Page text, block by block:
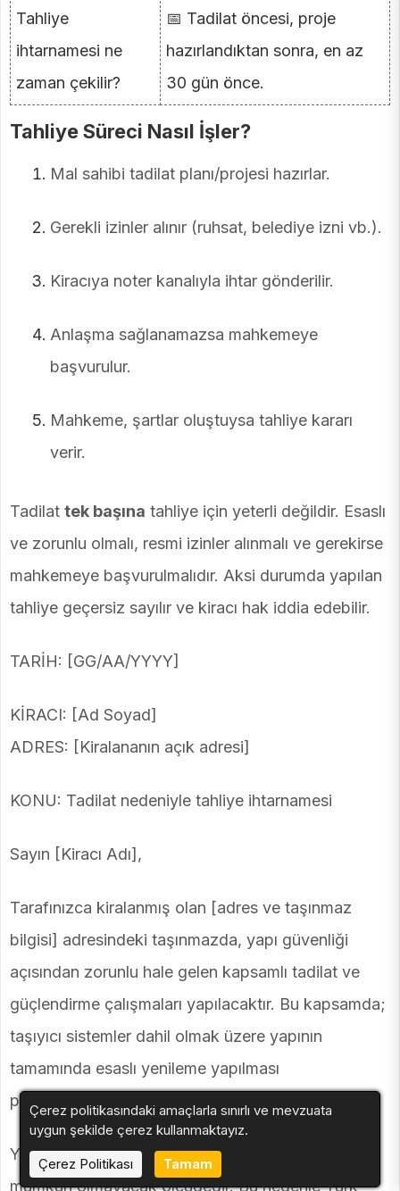
Tahliye
ihtarnamesi ne
zaman çekilir?
📅 Tadilat öncesi, proje
hazırlandıktan sonra, en az
30 gün önce.
Tahliye Süreci Nasıl İşler?
Mal sahibi tadilat planı/projesi hazırlar.
Gerekli izinler alınır (ruhsat, belediye izni vb.).
Kiracıya noter kanalıyla ihtar gönderilir.
Anlaşma sağlanamazsa mahkemeye
başvurulur.
Mahkeme, şartlar oluştuysa tahliye kararı
verir.
Tadilat tek başına tahliye için yeterli değildir. Esaslı
ve zorunlu olmalı, resmi izinler alınmalı ve gerekirse
mahkemeye başvurulmalıdır. Aksi durumda yapılan
tahliye geçersiz sayılır ve kiracı hak iddia edebilir.
TARİH: [GG/AA/YYYY]
KİRACI: [Ad Soyad]
ADRES: [Kiralananın açık adresi]
KONU: Tadilat nedeniyle tahliye ihtarnamesi
Sayın [Kiracı Adı],
Tarafınızca kiralanmış olan [adres ve taşınmaz
bilgisi] adresindeki taşınmazda, yapı güvenliği
açısından zorunlu hale gelen kapsamlı tadilat ve
güçlendirme çalışmaları yapılacaktır. Bu kapsamda;
taşıyıcı sistemler dahil olmak üzere yapının
tamamında esaslı yenileme yapılması
planlanmaktadır.
Yapılacak tadilat, taşınmazın kullanımı süresince
mümkün olmayacak ölçüdedir. Bu nedenle Türk
Çerez politikasındaki amaçlarla sınırlı ve mevzuata
uygun şekilde çerez kullanmaktayız.
Çerez Politikası
Tamam